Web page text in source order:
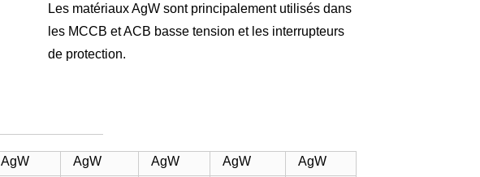
Les matériaux AgW sont principalement utilisés dans
les MCCB et ACB basse tension et les interrupteurs
de protection.
AgW AgW AgW AgW
AgW